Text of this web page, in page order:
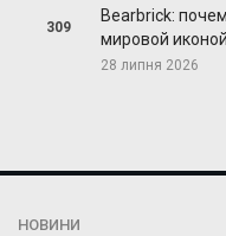
309
Bearbrick:
мировой
28 липня 2026
НОВИНИ